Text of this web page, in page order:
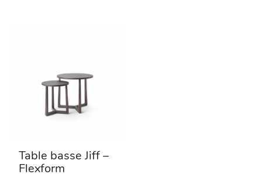
Table basse Jiff –
Flexform